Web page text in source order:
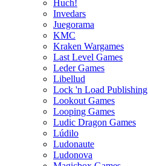
Huch!
Invedars
Juegorama
KMC
Kraken Wargames
Last Level Games
Leder Games
Libellud
Lock 'n Load Publishing
Lookout Games
Looping Games
Ludic Dragon Games
Lúdilo
Ludonaute
Ludonova